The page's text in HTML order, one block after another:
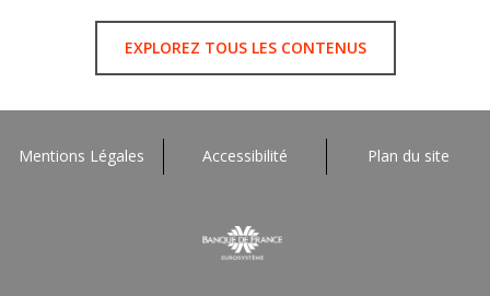
EXPLOREZ TOUS LES CONTENUS
Mentions Légales Accessibilité Plan du site